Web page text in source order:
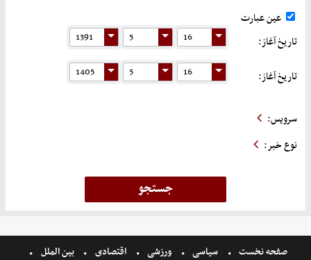
عین عبارت
تاریخ آغاز:
تاریخ آغاز:
سرویس:
نوع خبر:
صفحه نخست سیاسی ورزشی اقتصادی بین الملل